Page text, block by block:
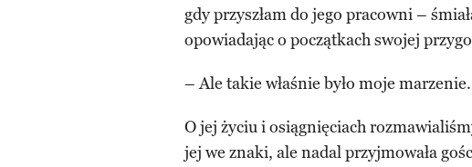
gdy przyszłam do jego pracowni –
opowiadając o początkach swojej
– Ale takie właśnie było moje
O jej życiu i osiągnięciach
jej we znaki, ale nadal przyjmowała